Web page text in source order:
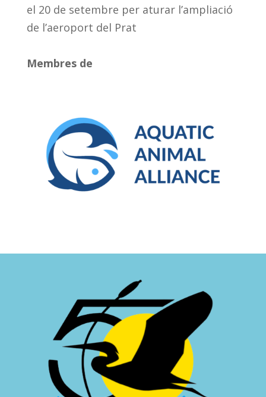
el 20 de setembre per aturar l’ampliació
de l’aeroport del Prat
Membres de